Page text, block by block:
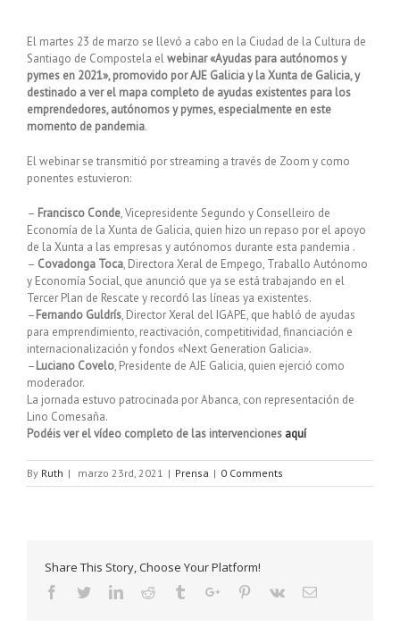
El martes 23 de marzo se llevó a cabo en la Ciudad de la Cultura de
Santiago de Compostela elwebinar «Ayudas para autónomos y
pymes en 2021», promovido por AJE Galicia y la Xunta de Galicia, y
destinado a ver el mapa completo de ayudas existentes para los
emprendedores, autónomos y pymes, especialmente en este
momento de pandemia.
El webinar se transmitió por streaming a través de Zoom y como
ponentes estuvieron:
– Francisco Conde, Vicepresidente Segundo y Conselleiro de
Economía de la Xunta de Galicia, quien hizo un repaso por el apoyo
de la Xunta a las empresas y autónomos durante esta pandemia .
– Covadonga Toca, Directora Xeral de Empego, Traballo Autónomo
y Economía Social, que anunció que ya se está trabajando en el
Tercer Plan de Rescate y recordó las líneas ya existentes.
–Fernando Guldrís, Director Xeral del IGAPE, que habló de ayudas
para emprendimiento, reactivación, competitividad, financiación e
internacionalización y fondos «Next Generation Galicia».
–Luciano Covelo, Presidente de AJE Galicia, quien ejerció como
moderador.
La jornada estuvo patrocinada por Abanca, con representación de
Lino Comesaña.
Podéis ver el vídeo completo de las intervenciones aquí
By Ruth | marzo 23rd, 2021 | Prensa | 0 Comments
Share This Story, Choose Your Platform!
Facebook
TwitterLinkedinReddit TumblrGoogle+Pinterest
Vk Email